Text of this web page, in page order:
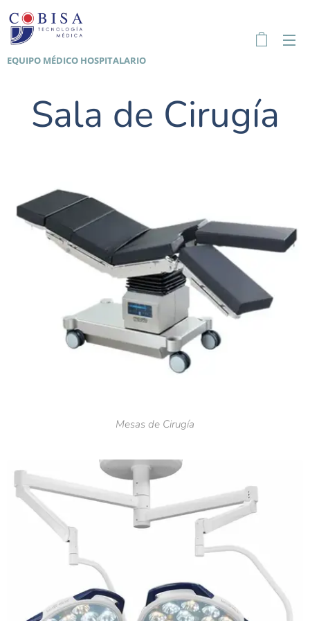
EQUIPO MÉDICO HOSPITALARIO
Sala de Cirugía
Mesas de Cirugía